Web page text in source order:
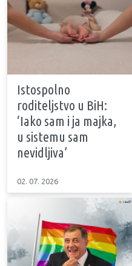
Istospolno
roditeljstvo u BiH:
‘Iako sam i ja majka,
u sistemu sam
nevidljiva’
02. 07. 2026